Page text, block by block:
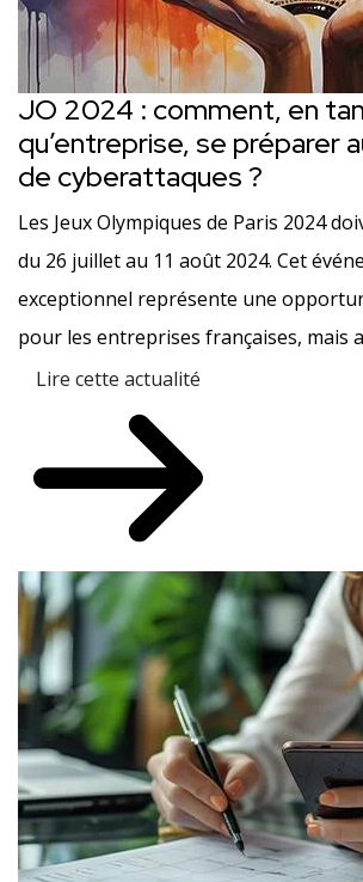
JO 2024 : comment, en
qu’entreprise, se préparer
de cyberattaques ?
Les Jeux Olympiques de Paris 2024
du 26 juillet au 11 août 2024. Cet
exceptionnel représente une
pour les entreprises françaises, mais
Lire cette actualité